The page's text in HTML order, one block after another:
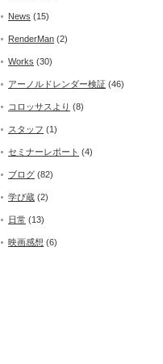
News (15)
RenderMan (2)
Works (30)
アーノルドレンダー検証 (46)
コロッサスより (8)
スタッフ (1)
セミナーレポート (4)
ブログ (82)
学び蔵 (2)
日常 (13)
映画感想 (6)